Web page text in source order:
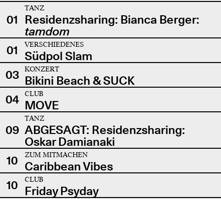
01
TANZ
Residenzsharing: Bianca Berger:
tamdom
01
VERSCHIEDENES
Südpol Slam
03
KONZERT
Bikini Beach & SUCK
04
CLUB
MOVE
09
TANZ
ABGESAGT: Residenzsharing:
Oskar Damianaki
10
ZUM MITMACHEN
Caribbean Vibes
10
CLUB
Friday Psyday